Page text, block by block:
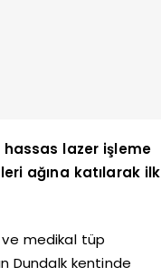
lazer işleme
ağına katılarak ilk
medikal tüp
Dundalk kentinde